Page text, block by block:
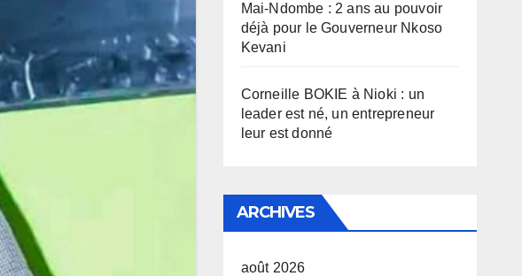
Mai-Ndombe : 2 ans au pouvoir
déjà pour le Gouverneur Nkoso
Kevani
Corneille BOKIE à Nioki : un
leader est né, un entrepreneur
leur est donné
ARCHIVES
août 2026